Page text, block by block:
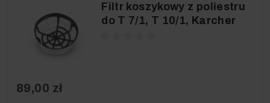
Filtr koszykowy z poliestru
do T 7/1, T 10/1, Karcher
89,00 zł